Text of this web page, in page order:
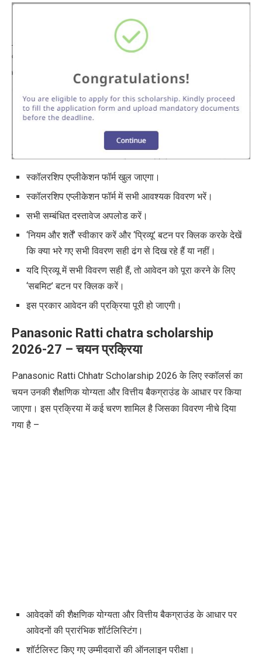
स्कॉलरशिप एप्लीकेशन फॉर्म खुल जाएगा।
स्कॉलरशिप एप्लीकेशन फॉर्म में सभी आवश्यक विवरण भरें।
सभी सम्बंधित दस्तावेज अपलोड करें।
‘नियम और शर्तें’ स्वीकार करें और ‘प्रिव्यू’ बटन पर क्लिक करके देखें
कि क्या भरे गए सभी विवरण सही ढंग से दिख रहे हैं या नहीं।
यदि प्रिव्यू में सभी विवरण सही हैं, तो आवेदन को पूरा करने के लिए
‘सबमिट’ बटन पर क्लिक करें।
इस प्रकार आवेदन की प्रक्रिया पूरी हो जाएगी।
Panasonic Ratti chatra scholarship
2026-27 – चयन प्रक्रिया
Panasonic Ratti Chhatr Scholarship 2026 के लिए स्कॉलर्स का
चयन उनकी शैक्षणिक योग्यता और वित्तीय बैकग्राउंड के आधार पर किया
जाएगा। इस प्रक्रिया में कई चरण शामिल है जिसका विवरण नीचे दिया
गया है –
आवेदकों की शैक्षणिक योग्यता और वित्तीय बैकग्राउंड के आधार पर
आवेदनों की प्रारंभिक शॉर्टलिस्टिंग।
शॉर्टलिस्ट किए गए उम्मीदवारों की ऑनलाइन परीक्षा।